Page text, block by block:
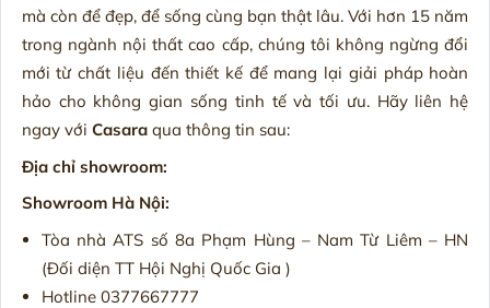
mà còn để đẹp, để sống cùng bạn thật lâu. Với hơn 15 năm
trong ngành nội thất cao cấp, chúng tôi không ngừng đổi
mới từ chất liệu đến thiết kế để mang lại giải pháp hoàn
hảo cho không gian sống tinh tế và tối ưu. Hãy liên hệ
ngay với Casaraqua thông tin sau:
Địa chỉ showroom:
Showroom Hà Nội:
Tòa nhà ATS số 8a Phạm Hùng – Nam Từ Liêm – HN
(Đối diện TT Hội Nghị Quốc Gia )
Hotline 0377667777